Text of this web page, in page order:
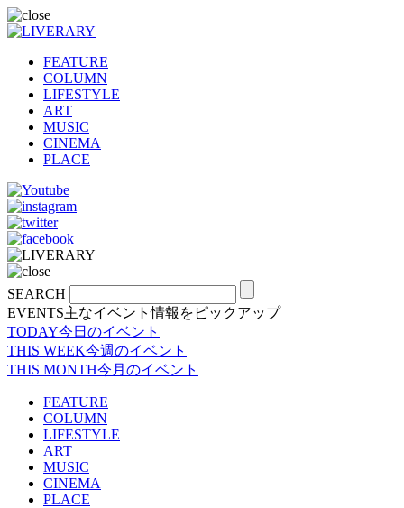
FEATURE
COLUMN
LIFESTYLE
ART
MUSIC
CINEMA
PLACE
SEARCH
EVENTS主なイベント情報をピックアップ
TODAY今日のイベント
THIS WEEK今週のイベント
THIS MONTH今月のイベント
FEATURE
COLUMN
LIFESTYLE
ART
MUSIC
CINEMA
PLACE